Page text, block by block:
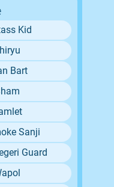
Kid
Bart
Sanji
Guard